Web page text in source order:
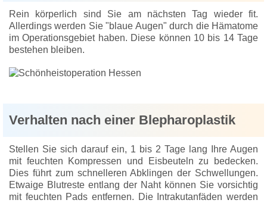
Rein körperlich sind Sie am nächsten Tag wieder fit.
Allerdings werden Sie "blaue Augen" durch die Hämatome
im Operationsgebiet haben. Diese können 10 bis 14 Tage
bestehen bleiben.
Verhalten nach einer Blepharoplastik
Stellen Sie sich darauf ein, 1 bis 2 Tage lang Ihre Augen
mit feuchten Kompressen und Eisbeuteln zu bedecken.
Dies führt zum schnelleren Abklingen der Schwellungen.
Etwaige Blutreste entlang der Naht können Sie vorsichtig
mit feuchten Pads entfernen. Die Intrakutanfäden werden